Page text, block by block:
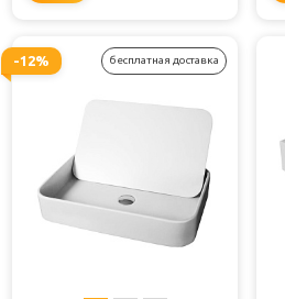
-12% бесплатная доставка